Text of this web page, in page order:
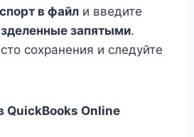
в файл и введите
запятыми.
сохранения и следуйте
QuickBooks Online